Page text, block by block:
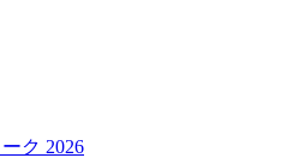
ク 2026